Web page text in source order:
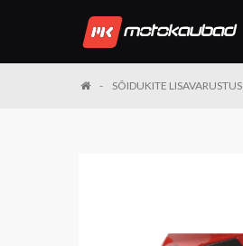
SÕIDUKITE LISAVARUSTUS